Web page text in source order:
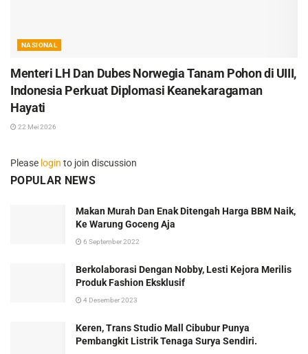
NASIONAL
Menteri LH Dan Dubes Norwegia Tanam Pohon di UIII,
Indonesia Perkuat Diplomasi Keanekaragaman
Hayati
22 Mei 2026
Please login to join discussion
POPULAR NEWS
Makan Murah Dan Enak Ditengah Harga BBM Naik,
Ke Warung Goceng Aja
6 September 2022
Berkolaborasi Dengan Nobby, Lesti Kejora Merilis
Produk Fashion Eksklusif
4 Desember 2023
Keren, Trans Studio Mall Cibubur Punya
Pembangkit Listrik Tenaga Surya Sendiri.